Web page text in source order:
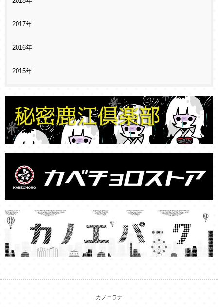
2017年
2016年
2015年
カノエラナ